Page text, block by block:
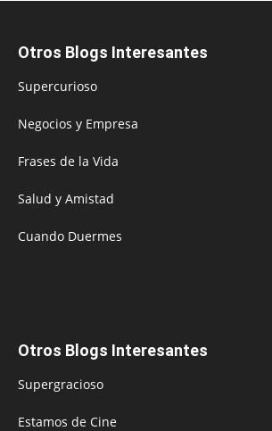
Otros Blogs Interesantes
Supercurioso
Negocios y Empresa
Frases de la Vida
Salud y Amistad
Cuando Duermes
Otros Blogs Interesantes
Supergracioso
Estamos de Cine